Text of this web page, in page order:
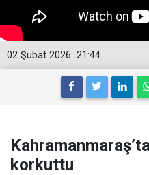
21:44
02 Şubat 2026
korkuttu